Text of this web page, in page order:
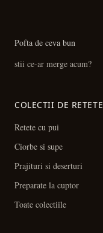
Pofta de ceva bun
stii ce-ar merge acum?
COLECTII DE RETETE
Retete cu pui
Ciorbe si supe
Prajituri si deserturi
Preparate la cuptor
Toate colectiile